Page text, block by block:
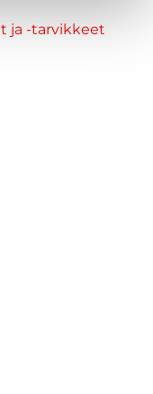
ja -tarvikkeet